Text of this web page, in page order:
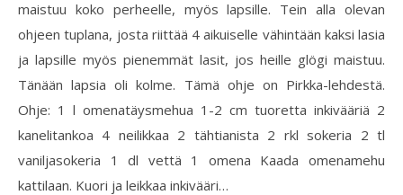
maistuu koko perheelle, myös lapsille. Tein alla olevan
ohjeen tuplana, josta riittää 4 aikuiselle vähintään kaksi lasia
ja lapsille myös pienemmät lasit, jos heille glögi maistuu.
Tänään lapsia oli kolme. Tämä ohje on Pirkka-lehdestä.
Ohje: 1 l omenatäysmehua 1-2 cm tuoretta inkivääriä 2
kanelitankoa 4 neilikkaa 2 tähtianista 2 rkl sokeria 2 tl
vaniljasokeria 1 dl vettä 1 omena Kaada omenamehu
kattilaan. Kuori ja leikkaa inkivääri…